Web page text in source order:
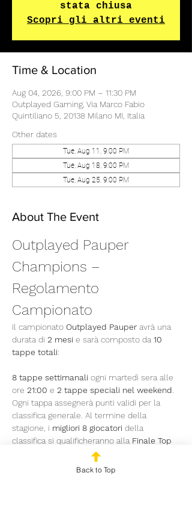
stata chiusa
Scopri gli altri eventi
Time & Location
Aug 04, 2026, 9:00 PM – 11:30 PM
Outplayed Gaming, Via Marco Fabio
Quintiliano 5, 20138 Milano MI, Italia
Other dates
Tue, Aug 11, 9:00 PM
Tue, Aug 18, 9:00 PM
Tue, Aug 25, 9:00 PM
About The Event
Outplayed Pauper
Champions –
Regolamento
Campionato
Il campionato Outplayed Pauper avrà una
durata di 2 mesi e sarà composto da 10
tappe totali:
8 tappe settimanali ogni martedì sera alle
ore 21:00 e 2 tappe speciali nel weekend
Ogni tappa assegnerà punti validi per la
classifica generale. Al termine della
stagione, i migliori 8 giocatori della
classifica si qualificheranno alla Finale Top
, che si giocherà con formula
Elimination BracketBack to Top